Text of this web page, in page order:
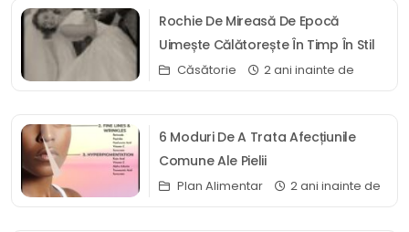
Rochie De Mireasă De Epocă
Uimește Călătorește În Timp În Stil
Căsătorie 2 ani inainte de
6 Moduri De A Trata Afecțiunile
Comune Ale Pielii
Plan Alimentar 2 ani inainte de